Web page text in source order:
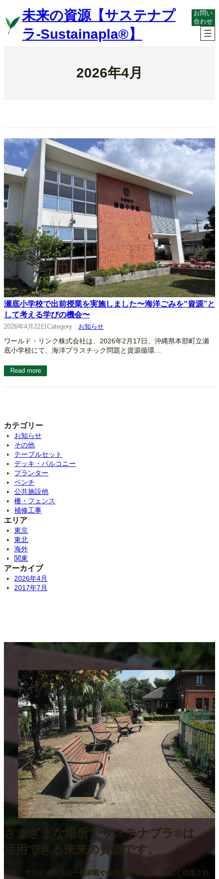
容
を
ス
キ
未来の資源【サステナプ
ラ-Sustainapla®】
お問い
合わせ
2026年4月
瀬底小学校で出前授業を実施しました〜海洋ごみを“資源”と
して考える学びの機会〜
2026年4月22日 Category : お知らせ
ワールド・リンク株式会社は、2026年2月17日、沖縄県本部町立瀬
底小学校にて、海洋プラスチック問題と資源循環…
Read more
カテゴリー
お知らせ
その他
テーブルセット
デッキ・バルコニー
プランター
ベンチ
公共施設他
柵・フェンス
補修工事
エリア
東京
東北
海外
関東
アーカイブ
2026年4月
2017年7月
さまざまな場所でサステナプラ®は
活用できる未来の資源です。
現在、サステナプラは一般家庭や公共施設などで、幅広く活用され